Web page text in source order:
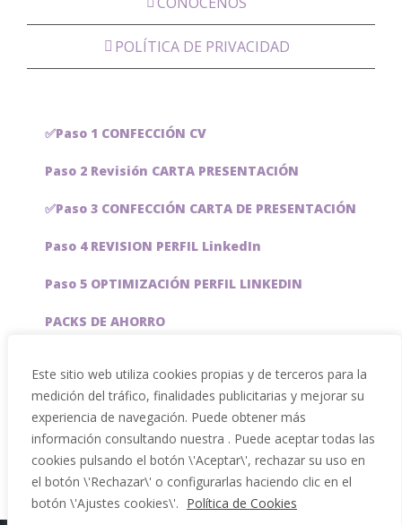
Este sitio web utiliza cookies propias y de terceros para la
medición del tráfico, finalidades publicitarias y mejorar su
experiencia de navegación. Puede obtener más
información consultando nuestra . Puede aceptar todas las
cookies pulsando el botón \'Aceptar\', rechazar su uso en
el botón \'Rechazar\' o configurarlas haciendo clic en el
botón \'Ajustes cookies\'. Política de Cookies
POLÍTICA DE PRIVACIDAD
✅Paso 1 CONFECCIÓN CV
Paso 2 Revisión CARTA PRESENTACIÓN
✅Paso 3 CONFECCIÓN CARTA DE PRESENTACIÓN
Paso 4 REVISION PERFIL LinkedIn
Paso 5 OPTIMIZACIÓN PERFIL LINKEDIN
PACKS DE AHORRO
Servicios especiales